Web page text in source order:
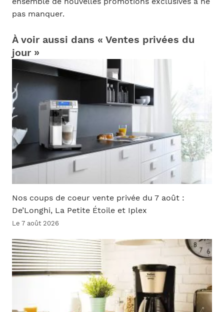
pas manquer.
À voir aussi dans « Ventes privées du
jour »
Nos coups de coeur vente privée du 7 août :
De’Longhi, La Petite Étoile et Iplex
Le 7 août 2026